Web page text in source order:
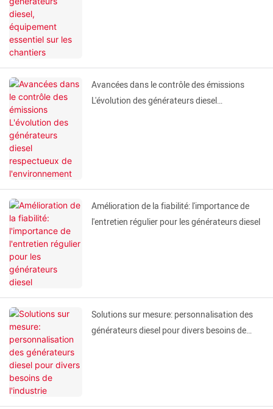
Avancées dans le contrôle des émissions
L'évolution des générateurs diesel
Amélioration de la fiabilité: l'importance de
l'entretien régulier pour les générateurs diesel
Solutions sur mesure: personnalisation des
générateurs diesel pour divers besoins de